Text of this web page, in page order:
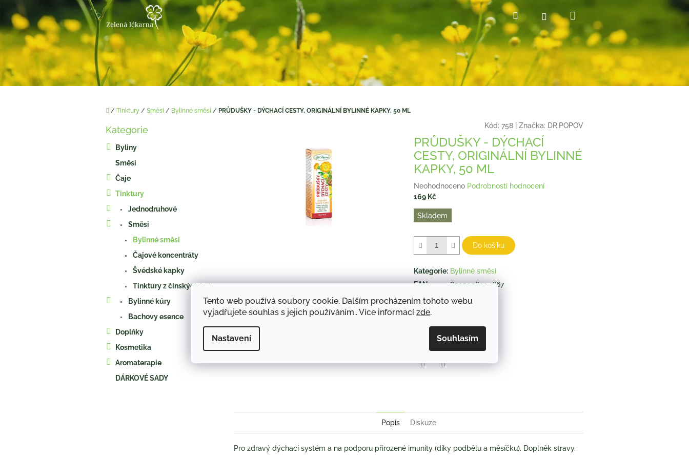
Tento web používá soubory cookie. Dalším procházením tohoto webu
vyjadřujete souhlas s jejich používáním.. Více informací zde.
Nastavení Souhlasím
obsah
HledatPřihlášení
košík
Domů
/ Tinktury / Směsi / Bylinné směsi / PRŮDUŠKY - DÝCHACÍ CESTY, ORIGINÁLNÍ BYLINNÉ KAPKY, 50 ML
Přeskočit
Kategorie
Byliny
Směsi
Čaje
Tinktury
Jednodruhové
Směsi
Bylinné směsi
Čajové koncentráty
Švédské kapky
Tinktury z čínských bylin
Bylinné kúry
Bachovy esence
Doplňky
Kosmetika
Aromaterapie
DÁRKOVÉ SADY
Kód: 758 Značka: DR.POPOV
PRŮDUŠKY - DÝCHACÍ
CESTY, ORIGINÁLNÍ BYLINNÉ
KAPKY, 50 ML
Průměrné
hodnocení
je
z
hvězdiček.
Neohodnoceno Podrobnosti hodnocení
169 Kč
Měrná
cena:
Skladem
Do košíku
Kategorie: Bylinné směsi
EAN:
8595058904667
objem
90 ml
TISK ZEPTAT SE
Popis Diskuze
Pro zdravý dýchací systém a na podporu přirozené imunity (díky podbělu a měsíčku). Doplněk stravy.